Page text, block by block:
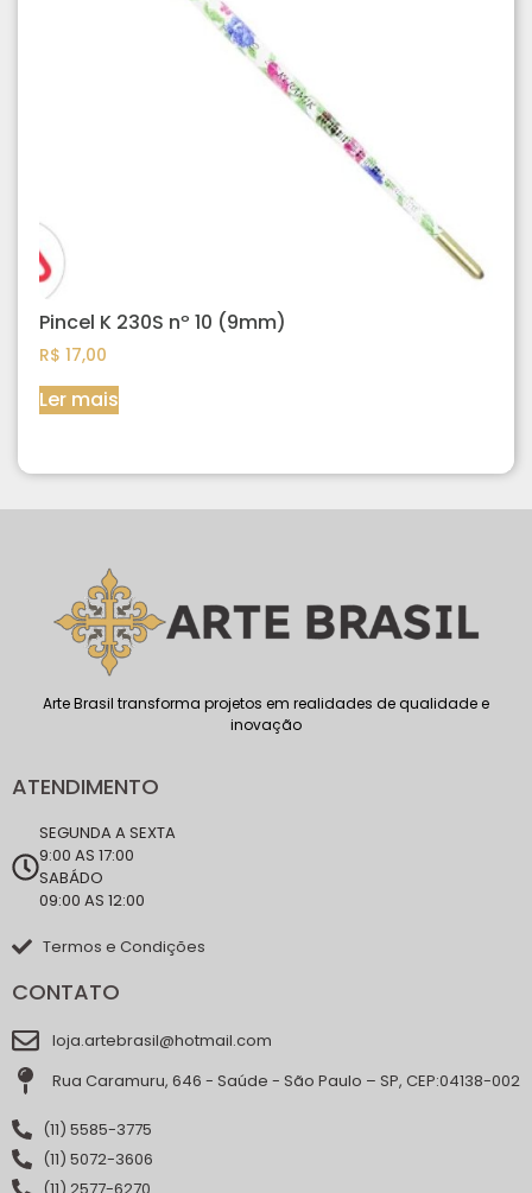
Pincel K 230S nº 10 (9mm)
R$ 17,00
Ler mais
Arte Brasil transforma projetos em realidades de qualidade e
inovação
ATENDIMENTO
SEGUNDA A SEXTA
9:00 AS 17:00
SABÁDO
09:00 AS 12:00
Termos e Condições
CONTATO
loja.artebrasil@hotmail.com
Rua Caramuru, 646 - Saúde - São Paulo – SP, CEP:04138-002
(11) 5585-3775
(11) 5072-3606